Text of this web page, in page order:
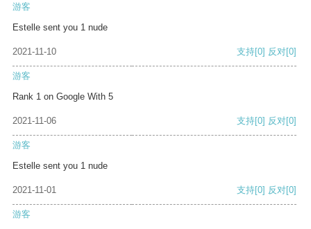
游客
Estelle sent you 1 nude
2021-11-10 支持[0] 反对[0]
游客
Rank 1 on Google With 5
2021-11-06 支持[0] 反对[0]
游客
Estelle sent you 1 nude
2021-11-01 支持[0] 反对[0]
游客